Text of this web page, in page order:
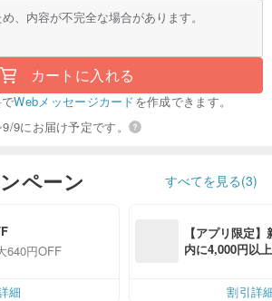
、内容が不完全な場合があります。
カートに入れる
Webメッセージカードを作成できます。
9にお届け予定です。
ペーン すべてを見る(3)
640円OFF
細
【アプリ限定
内に4,000円以
割引詳